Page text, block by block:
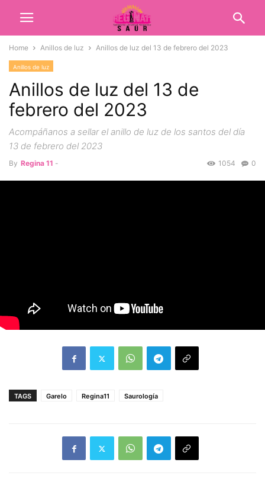
Home Anillos de luz Anillos de luz del 13 de febrero del 2023
Anillos de luz
Anillos de luz del 13 de
febrero del 2023
Acompáñanos a sellar el anillo de luz de los santos del día
13 de febrero del 2023
By Regina 11 - 0
1054
TAGS Garelo Regina11 Saurología